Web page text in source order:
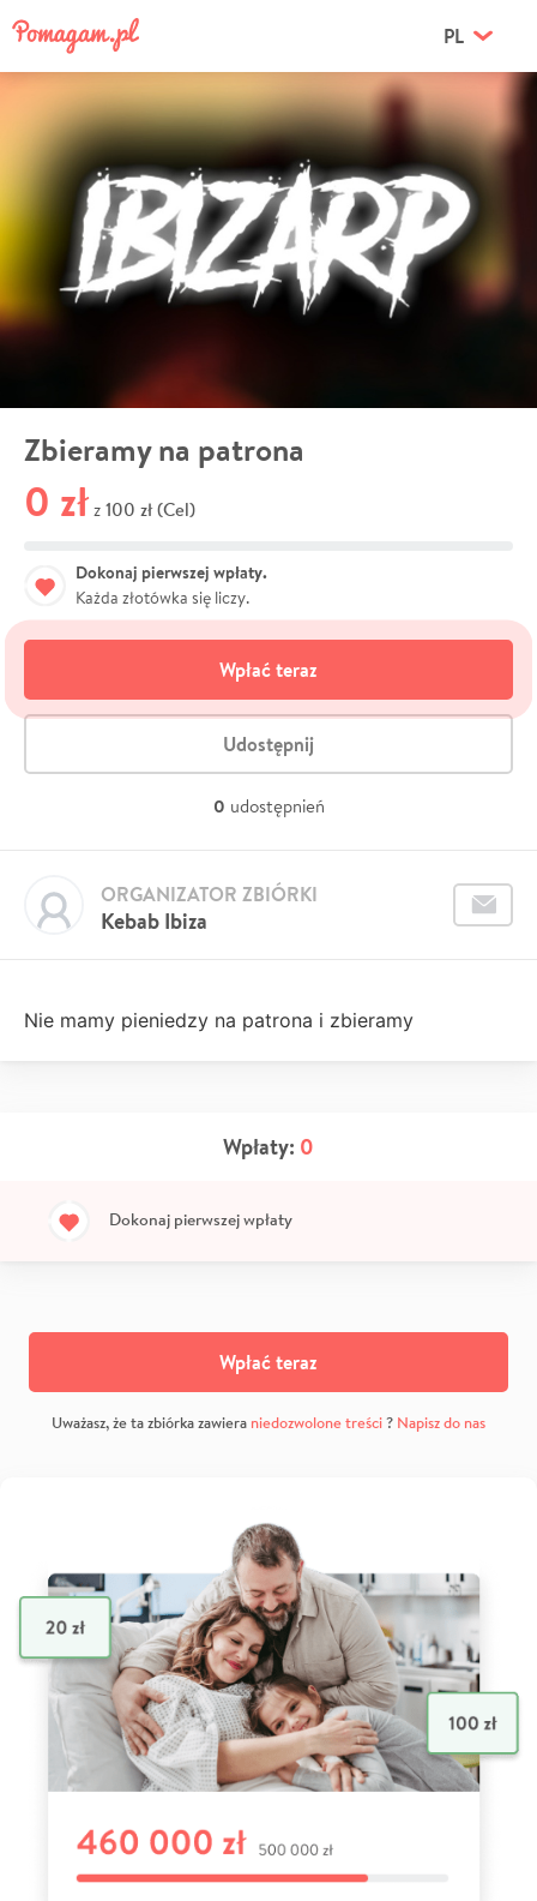
PL
Zbieramy na patrona
0 zł z 100 zł (Cel)
Dokonaj pierwszej wpłaty.
Każda złotówka się liczy.
Wpłać teraz
Udostępnij
0 udostępnień
Kebab Ibiza
ORGANIZATOR ZBIÓRKI
Nie mamy pieniedzy na patrona i zbieramy
Wpłaty: 0
Dokonaj pierwszej wpłaty
Wpłać teraz
Uważasz, że ta zbiórka zawiera niedozwolone treści? Napisz do nas